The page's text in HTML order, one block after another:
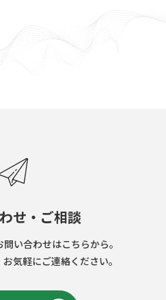
せ・ご相談
い合わせはこちらから。
気軽にご連絡ください。